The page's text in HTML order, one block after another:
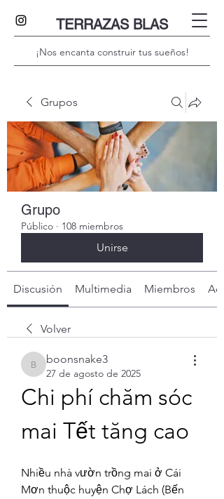
TERRAZAS BLAS
¡Nos encanta construir tus sueños!
Grupos
Grupo
Público · 108 miembros
Unirse
Discusión Multimedia Miembros
Volver
boonsnake3
boonsnake3
27 de agosto de 2025
Chi phí chăm sóc
mai Tết tăng cao
Nhiều nhà vườn trồng mai ở Cái
Mơn thuộc huyện Chợ Lách (Bến